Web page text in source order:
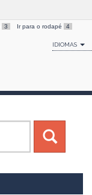
3 Ir para o rodapé 4
IDIOMAS